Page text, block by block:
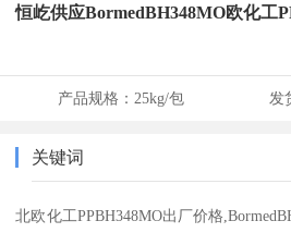
恒屹供应BormedBH348MO欧化工
产品规格： 25kg/包 发
关键词
北欧化工PPBH348MO出厂价格